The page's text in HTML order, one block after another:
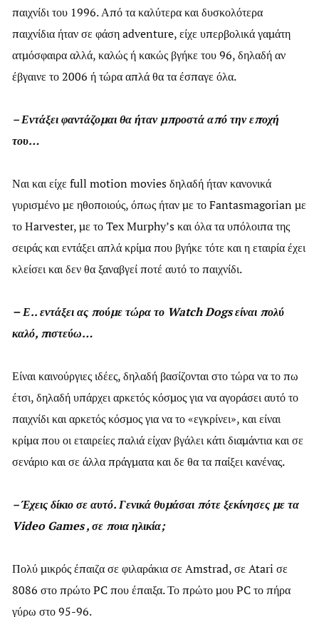
παιχνίδι του 1996. Από τα καλύτερα και δυσκολότερα
παιχνίδια ήταν σε φάση adventure, είχε υπερβολικά γαμάτη
ατμόσφαιρα αλλά, καλώς ή κακώς βγήκε του 96, δηλαδή αν
έβγαινε το 2006 ή τώρα απλά θα τα έσπαγε όλα.
– Εντάξει φαντάζομαι θα ήταν μπροστά από την εποχή
του…
Ναι και είχε full motion movies δηλαδή ήταν κανονικά
γυρισμένο με ηθοποιούς, όπως ήταν με το Fantasmagorian με
το Ηarvester, με το Tex Murphy’s και όλα τα υπόλοιπα της
σειράς και εντάξει απλά κρίμα που βγήκε τότε και η εταιρία έχει
κλείσει και δεν θα ξαναβγεί ποτέ αυτό το παιχνίδι.
–Ε.. εντάξει ας πούμε τώρα το Watch Dogs είναι πολύ
καλό, πιστεύω…
Είναι καινούργιες ιδέες, δηλαδή βασίζονται στο τώρα να το πω
έτσι, δηλαδή υπάρχει αρκετός κόσμος για να αγοράσει αυτό το
παιχνίδι και αρκετός κόσμος για να το «εγκρίνει», και είναι
κρίμα που οι εταιρείες παλιά είχαν βγάλει κάτι διαμάντια και σε
σενάριο και σε άλλα πράγματα και δε θα τα παίξει κανένας.
– Έχεις δίκιο σε αυτό. Γενικά θυμάσαι πότε ξεκίνησες με τα
Video Games , σε ποια ηλικία;
Πολύ μικρός έπαιζα σε φιλαράκια σε Amstrad, σε Atari σε
8086 στο πρώτο PC που έπαιξα. Το πρώτο μου PC το πήρα
γύρω στο 95-96.